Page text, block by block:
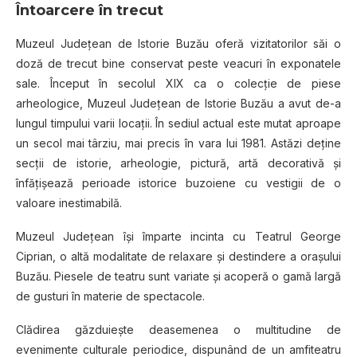
Întoarcere în trecut
Muzeul Judeţean de Istorie Buzău oferă vizitatorilor săi o
doză de trecut bine conservat peste veacuri în exponatele
sale. Început în secolul XIX ca o colecţie de piese
arheologice, Muzeul Judeţean de Istorie Buzău a avut de-a
lungul timpului varii locaţii. În sediul actual este mutat aproape
un secol mai târziu, mai precis în vara lui 1981. Astăzi deţine
secţii de istorie, arheologie, pictură, artă decorativă şi
înfăţişează perioade istorice buzoiene cu vestigii de o
valoare inestimabilă.
Muzeul Judeţean îşi împarte incinta cu Teatrul George
Ciprian, o altă modalitate de relaxare şi destindere a oraşului
Buzău. Piesele de teatru sunt variate şi acoperă o gamă largă
de gusturi în materie de spectacole.
Clădirea găzduieşte deasemenea o multitudine de
evenimente culturale periodice, dispunând de un amfiteatru